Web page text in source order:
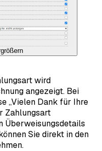
wird
angezeigt. Bei
„Vielen Dank für Ihre
Zahlungsart
Überweisungsdetails
Sie direkt in den